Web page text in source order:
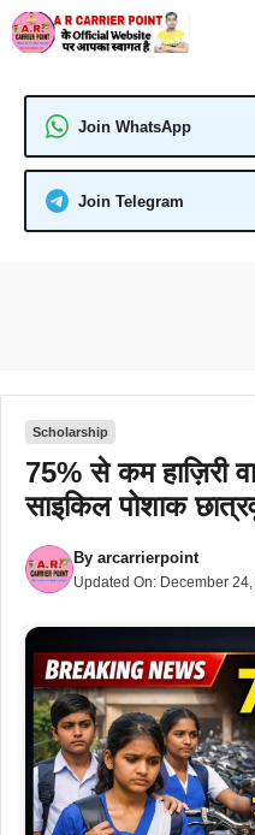
Skip
to
Join WhatsApp
Join Telegram
Scholarship
75% से कम हाज़िरी
साइकिल पोशाक
By arcarrierpoint
Updated On: December